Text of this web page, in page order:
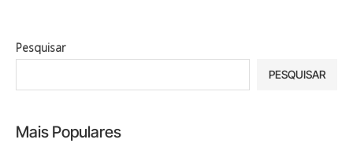
Pesquisar
PESQUISAR
Mais Populares